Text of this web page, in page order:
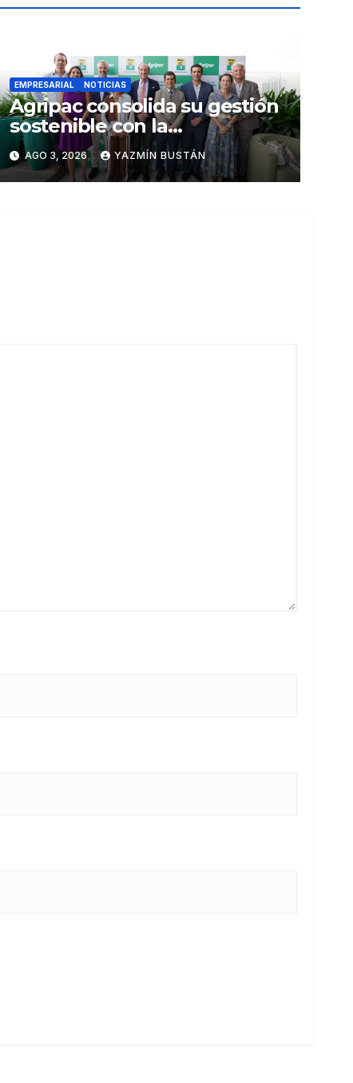
EMPRESARIAL NOTICIAS
Agripac consolida su gestión
sostenible con la
presentación de su octava
Memoria de Sostenibilidad
AGO 3, 2026 YAZMÍN BUSTÁN